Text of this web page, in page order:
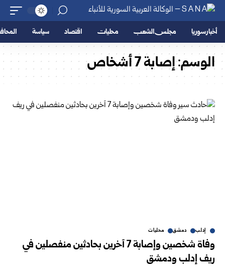
أخبار سوريا مجلس الشعب محليات اقتصاد سياسة
الوسم:إصابة 7 أشخاص
إدلب دمشق محليات
وفاة شخصين وإصابة 7 آخرين بحادثين منفصلين في
ريف إدلب ودمشق